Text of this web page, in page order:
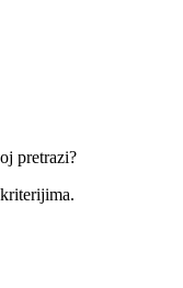
pretrazi?